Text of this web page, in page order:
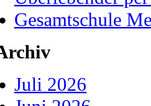
Gesamtschule
Juli 2026